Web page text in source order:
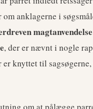
anklagerne i
magtanvendelse
, der er nævnt i nogle
knyttet til